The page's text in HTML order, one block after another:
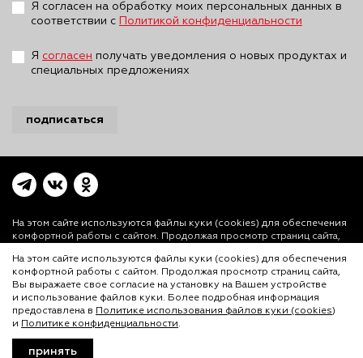
Я согласен на обработку моих персональных данных в
соответствии с
Политикой конфиденциальности
Я согласен получать уведомления о новых продуктах и
специальных предложениях
подписаться
На этом сайте используются файлы куки (cookies) для обеспечения
комфортной работы с сайтом. Продолжая просмотр страниц сайта,
использование файлов куки. Более подробная информация
предоставлена вПолитике использования файлов куки (cookies)и
Политике конфиденциальности.
© ООО «Лигал Академия» 2016-2026.
только с согласия ООО «Лигал Академия».
На этом сайте используются файлы куки (cookies) для обеспечения
комфортной работы с сайтом. Продолжая просмотр страниц сайта,
Вы выражаете свое согласие на установку на Вашем устройстве
и использование файлов куки. Более подробная информация
предоставлена в Политике использования файлов куки (cookies)
и Политике конфиденциальности.
принять